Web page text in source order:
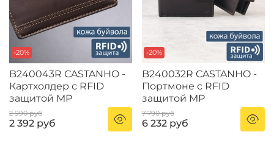
-20%
B240043R CASTANHO -
Картхолдер с RFID
защитой MP
2 990 руб
2 392 руб
-20%
B240032R CASTANHO -
Портмоне с RFID
защитой MP
7 790 руб
6 232 руб